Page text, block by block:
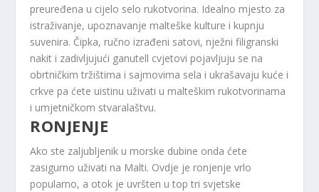
preuređena u cijelo selo rukotvorina. Idealno mjesto za
istraživanje, upoznavanje malteške kulture i kupnju
suvenira. Čipka, ručno izrađeni satovi, nježni filigranski
nakit i zadivljujući ganutell cvjetovi pojavljuju se na
obrtničkim tržištima i sajmovima sela i ukrašavaju kuće i
crkve pa ćete uistinu uživati ​​u malteškim rukotvorinama
i umjetničkom stvaralaštvu.
RONJENJE
Ako ste zaljubljenik u morske dubine onda ćete
zasigurno uživati ​​na Malti. Ovdje je ronjenje vrlo
popularno, a otok je uvršten u top tri svjetske